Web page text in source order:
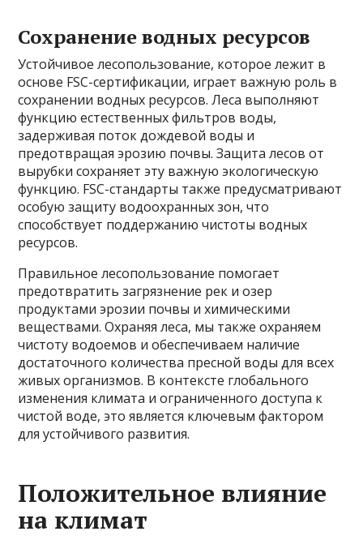
Сохранение водных ресурсов
Устойчивое лесопользование, которое лежит в
основе FSC-сертификации, играет важную роль в
сохранении водных ресурсов. Леса выполняют
функцию естественных фильтров воды,
задерживая поток дождевой воды и
предотвращая эрозию почвы. Защита лесов от
вырубки сохраняет эту важную экологическую
функцию. FSC-стандарты также предусматривают
особую защиту водоохранных зон, что
способствует поддержанию чистоты водных
ресурсов.
Правильное лесопользование помогает
предотвратить загрязнение рек и озер
продуктами эрозии почвы и химическими
веществами. Охраняя леса, мы также охраняем
чистоту водоемов и обеспечиваем наличие
достаточного количества пресной воды для всех
живых организмов. В контексте глобального
изменения климата и ограниченного доступа к
чистой воде, это является ключевым фактором
для устойчивого развития.
Положительное влияние
на климат